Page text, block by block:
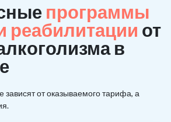
программы
реабилитации от
в
от оказываемого тарифа, а